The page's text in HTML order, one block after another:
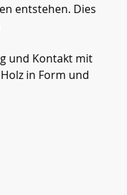
entstehen. Dies
und Kontakt mit
in Form und